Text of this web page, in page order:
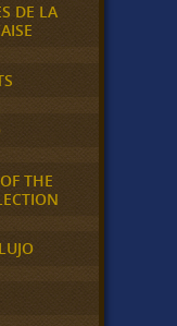
DE LA
THE